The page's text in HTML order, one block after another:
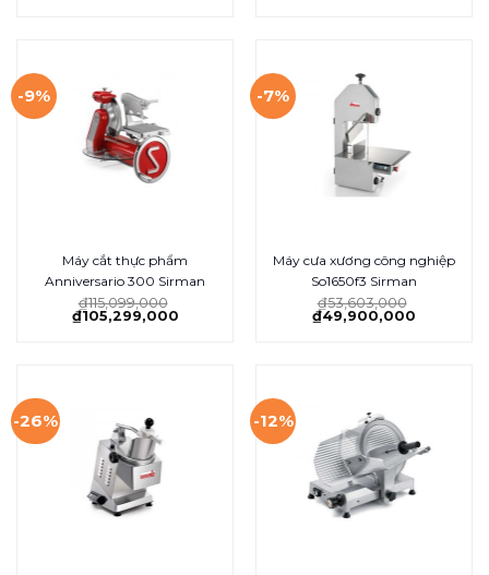
-9%
Máy cắt thực phẩm
Anniversario 300 Sirman
₫115,099,000
₫105,299,000
-7%
Máy cưa xương công nghiệp
So1650f3 Sirman
₫53,603,000
₫49,900,000
-26% -12%